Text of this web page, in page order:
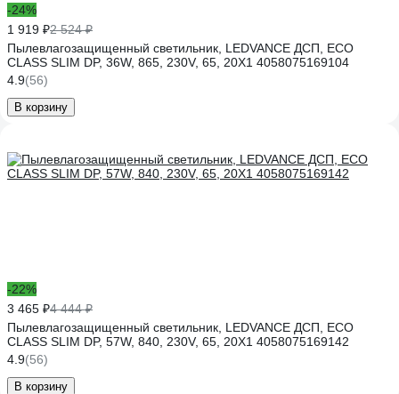
-24%
1 919 ₽2 524 ₽
Пылевлагозащищенный светильник, LEDVANCE ДСП, ECO
CLASS SLIM DP, 36W, 865, 230V, 65, 20X1 4058075169104
4.9(56)
В корзину
-22%
3 465 ₽4 444 ₽
Пылевлагозащищенный светильник, LEDVANCE ДСП, ECO
CLASS SLIM DP, 57W, 840, 230V, 65, 20X1 4058075169142
4.9(56)
В корзину